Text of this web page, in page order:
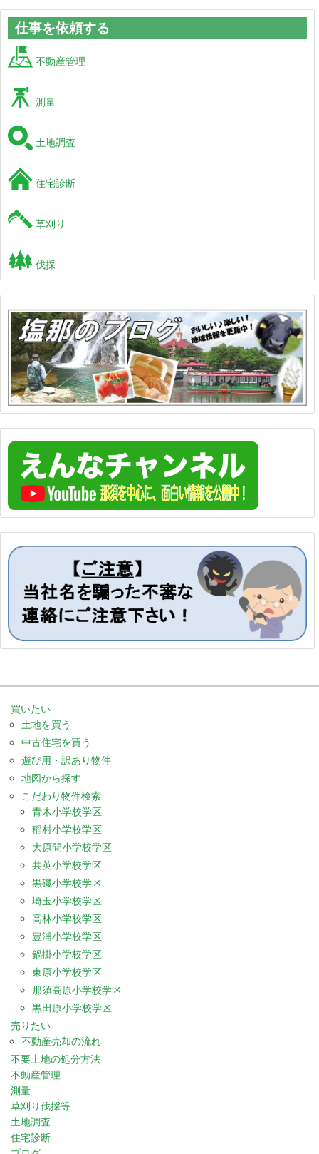
仕事を依頼する
不動産管理
測量
土地調査
住宅診断
草刈り
伐採
買いたい
土地を買う
中古住宅を買う
遊び用・訳あり物件
地図から探す
こだわり物件検索
青木小学校学区
稲村小学校学区
大原間小学校学区
共英小学校学区
黒磯小学校学区
埼玉小学校学区
高林小学校学区
豊浦小学校学区
鍋掛小学校学区
東原小学校学区
那須高原小学校学区
黒田原小学校学区
売りたい
不動産売却の流れ
不要土地の処分方法
不動産管理
測量
草刈り伐採等
土地調査
住宅診断